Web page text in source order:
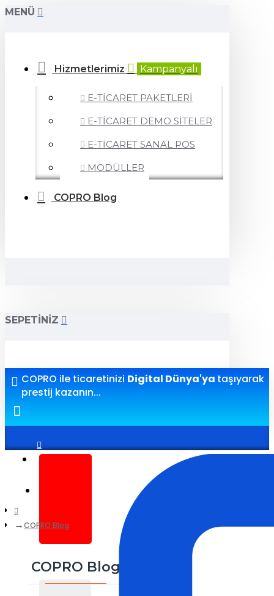
MENÜ
Hizmetlerimiz Kampanyalı
E-TİCARET PAKETLERİ
E-TİCARET DEMO SİTELER
E-TİCARET SANAL POS
MODÜLLER
COPRO Blog
SEPETINIZ
COPRO ile ticaretinizi Digital Dünya'ya taşıyarak
prestij kazanın...
Giriş yap
COPRO Blog
COPRO Blog